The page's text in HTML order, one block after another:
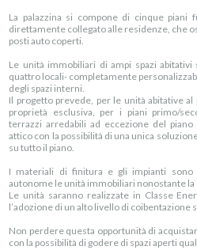
La palazzina si compone di cinque
direttamente collegato alle residenze, che
posti auto coperti.
Le unità immobiliari di ampi spazi
quattro locali- completamente
degli spazi interni.
Il progetto prevede, per le unità abitative
proprietà esclusiva, per i piani primo/
terrazzi arredabili ad eccezione del
attico con la possibilità di una unica
su tutto il piano.
I materiali di finitura e gli impianti
autonome le unità immobiliari nonostante
Le unità saranno realizzate in Classe
l’adozione di un alto livello di coibentazione
Non perdere questa opportunità di
con la possibilità di godere di spazi aperti